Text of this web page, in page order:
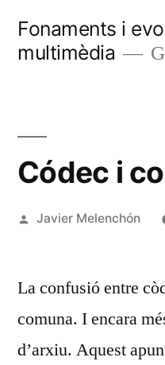
Fonaments i
multimèdia
Códec i
Publicat
Javier Melenchón
La confusió entre
comuna. I encara
d’arxiu. Aquest